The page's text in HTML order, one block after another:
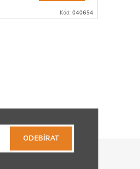
Kód: 040654
ODEBÍRAT